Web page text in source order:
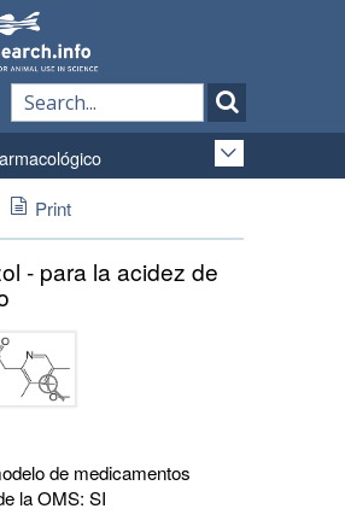
Print
- para la acidez de
de medicamentos
la OMS: SI